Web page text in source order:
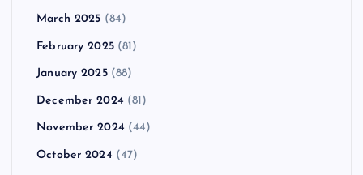
March 2025 (84)
February 2025(81)
January 2025(88)
December 2024 (81)
November 2024 (44)
October 2024 (47)